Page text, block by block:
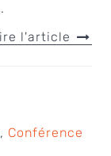
l'article
, Conférence